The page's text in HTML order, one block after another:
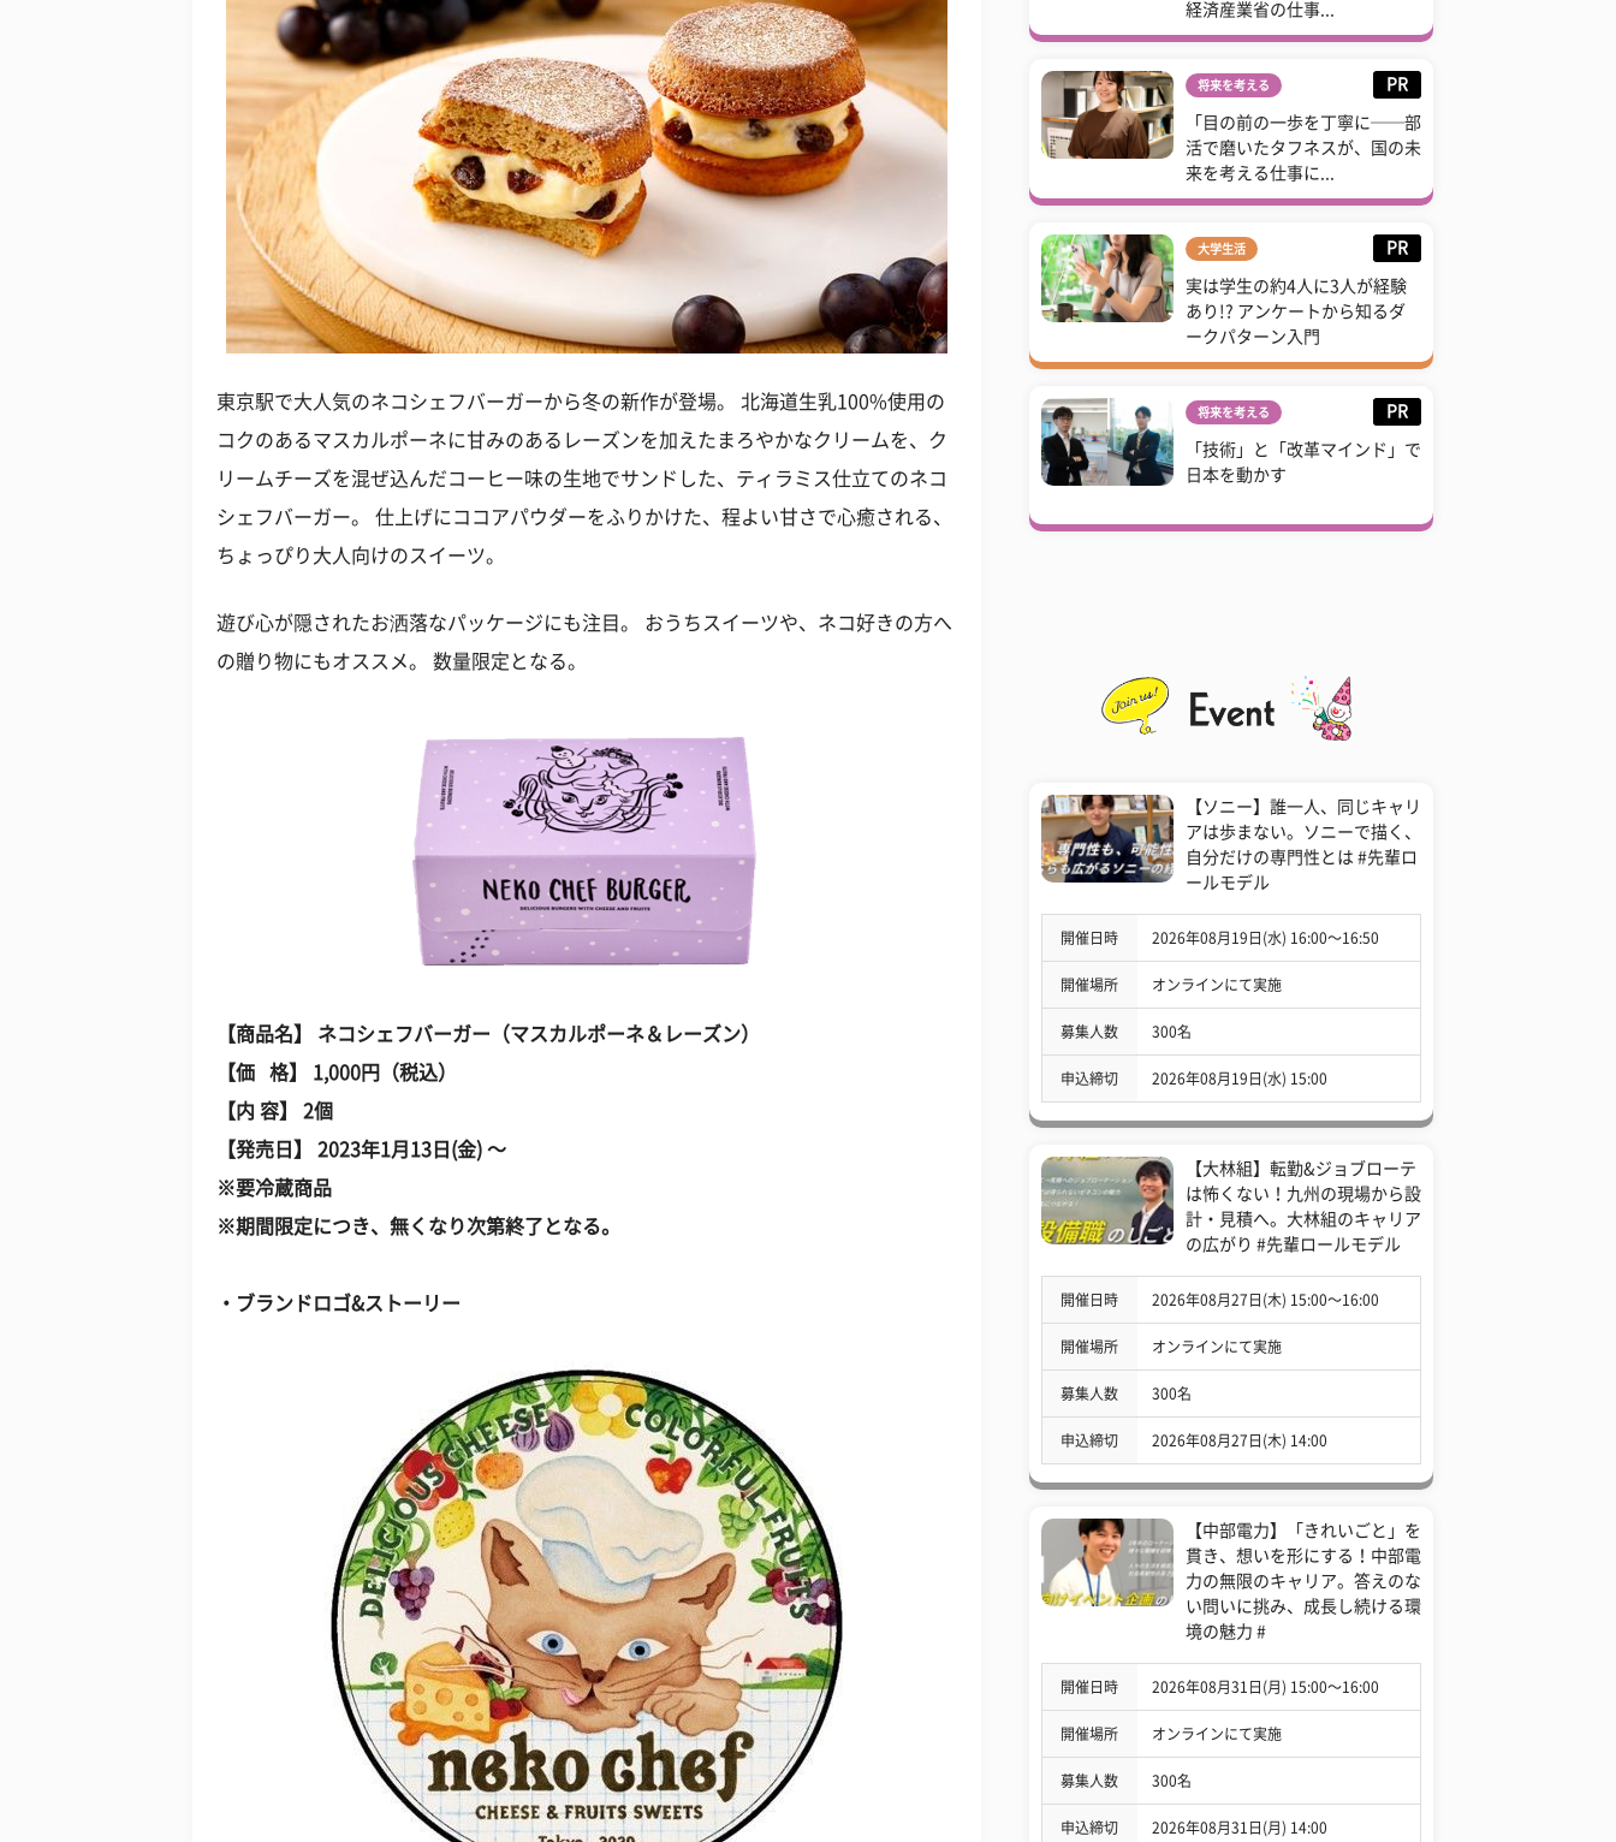
東京駅で大人気のネコシェフバーガーから冬の新作が登場。 北海道生乳100%使用の
コクのあるマスカルポーネに甘みのあるレーズンを加えたまろやかなクリームを、ク
リームチーズを混ぜ込んだコーヒー味の生地でサンドした、ティラミス仕立てのネコ
シェフバーガー。 仕上げにココアパウダーをふりかけた、程よい甘さで心癒される、
ちょっぴり大人向けのスイーツ。
遊び心が隠されたお洒落なパッケージにも注目。 おうちスイーツや、ネコ好きの方へ
の贈り物にもオススメ。 数量限定となる。
【商品名】 ネコシェフバーガー（マスカルポーネ＆レーズン）
【価 格】 1,000円（税込）
【内 容】 2個
【発売日】 2023年1月13日(金) ～
※要冷蔵商品
※期間限定につき、無くなり次第終了となる。
・ブランドロゴ&ストーリー
経済産業省の仕事...
将来を考える PR
「目の前の一歩を丁寧に──部
活で磨いたタフネスが、国の未
来を考える仕事に...
大学生活 PR
実は学生の約4人に3人が経験
あり!? アンケートから知るダ
ークパターン入門
将来を考える PR
「技術」と「改革マインド」で
日本を動かす
【ソニー】誰一人、同じキャリ
アは歩まない。ソニーで描く、
自分だけの専門性とは #先輩ロ
ールモデル
開催日時 2026年08月19日(水) 16:00〜16:50
開催場所 オンラインにて実施
募集人数 300名
申込締切 2026年08月19日(水) 15:00
【大林組】転勤&ジョブローテ
は怖くない！九州の現場から設
計・見積へ。大林組のキャリア
の広がり #先輩ロールモデル
開催日時 2026年08月27日(木) 15:00〜16:00
開催場所 オンラインにて実施
募集人数 300名
申込締切 2026年08月27日(木) 14:00
【中部電力】「きれいごと」を
貫き、想いを形にする！中部電
力の無限のキャリア。答えのな
い問いに挑み、成長し続ける環
境の魅力 #
開催日時 2026年08月31日(月) 15:00〜16:00
開催場所 オンラインにて実施
募集人数 300名
申込締切 2026年08月31日(月) 14:00